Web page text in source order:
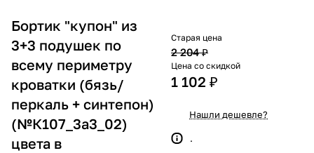
Бортик "купон" из
3+3 подушек по
всему периметру
кроватки (бязь/
перкаль + синтепон)
(№К107_3а3_02)
цвета в
Старая цена
2 204 ₽
Цена со скидкой
1 102 ₽
Нашли дешевле?
.